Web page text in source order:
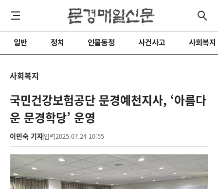
일반 정치 인물동정 사건사고 사회복지
사회복지
국민건강보험공단 문경예천지사, ‘아름다
운 문경학당’ 운영
이민숙 기자입력2025.07.24 10:55